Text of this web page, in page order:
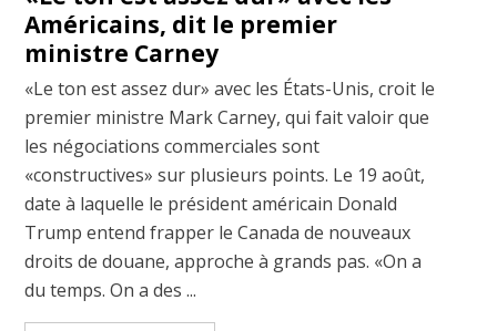
Américains, dit le premier
ministre Carney
«Le ton est assez dur» avec les États-Unis, croit le
premier ministre Mark Carney, qui fait valoir que
les négociations commerciales sont
«constructives» sur plusieurs points. Le 19 août,
date à laquelle le président américain Donald
Trump entend frapper le Canada de nouveaux
droits de douane, approche à grands pas. «On a
du temps. On a des ...